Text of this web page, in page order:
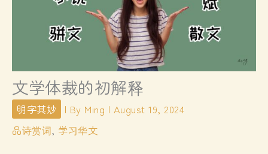
文学体裁的初解释
明字其妙 | By Ming | August 19, 2024
品诗赏词, 学习华文